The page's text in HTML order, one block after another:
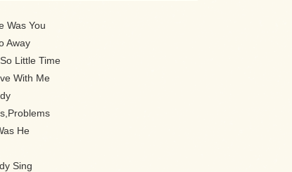
Was You
Away
Little Time
With Me
He
Sing